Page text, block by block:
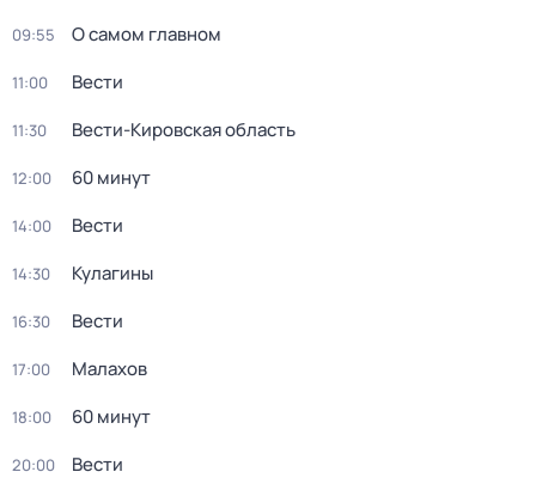
09:55 О самом главном
11:00 Вести
11:30 Вести-Кировская область
12:00 60 минут
14:00 Вести
14:30 Кулагины
16:30 Вести
17:00 Малахов
18:00 60 минут
20:00 Вести